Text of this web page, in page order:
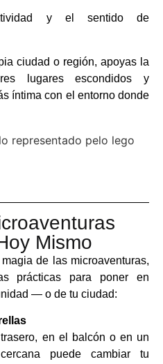
y el sentido de
ciudad o región, apoyas la
lugares escondidos y
íntima con el entorno donde
Mismo
de las microaventuras,
prácticas para poner en
— o de tu ciudad:
en el balcón o en un
puede cambiar tu